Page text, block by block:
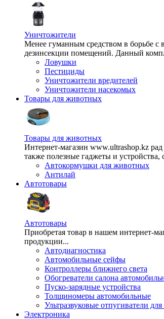
Уничтожители
Менее гуманным средством в борьбе с
дезинсекции помещений. Данный
Ловушки
Пестициды
Уничтожители вредителей
Уничтожители насекомых
Товары для животных
Товары для животных
Интернет-магазин www.ultrashop.kz
также полезные гаджеты и
Автокормушки для животных
Антилай
Автотовары
Автотовары
Приобретая товар в нашем интернет-
продукции...
Автодиагностика
Автомобильные сейфы
Контроллеры ближнего света
Обогреватели салона
Пуско-зарядные устройства
Толщиномеры автомобильные
Ультразвуковые отпугиватели
Электроника